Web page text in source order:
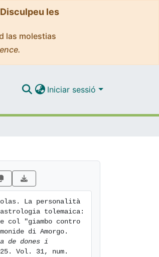
les
las molestias
Iniciar sessió
La personalità
tolemaica:
col "giambo contro
de dones i
Vol. 31, num.